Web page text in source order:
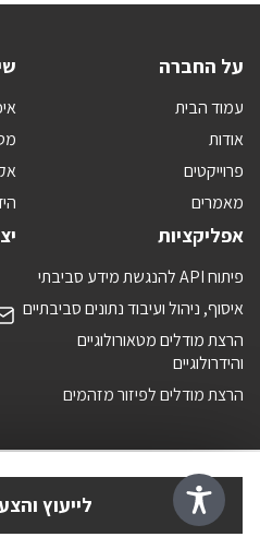
לייעוץ
על החברה
עמוד הבית
אודות
פרוייקטים
מאמרים
אפליקציות
פיתוח API להנגשת מידע סביבתי
איסוף, ניהול ועיבוד נתונים סביבתיים
הרצת מודלים מטאורולוגיים
והידרולוגיים
הרצת מודלים לפיזור מזהמים